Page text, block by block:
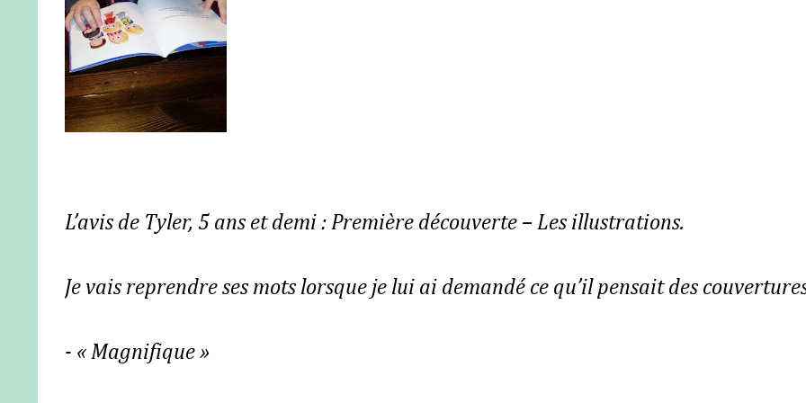
L’avis de Tyler, 5 ans et demi : Première découverte – Les illustrations.
Je vais reprendre ses mots lorsque je lui ai demandé ce qu’il pensait des
- « Magnifique »